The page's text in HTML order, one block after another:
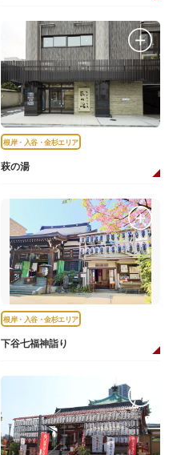
根岸・入谷・金杉エリア
萩の湯
根岸・入谷・金杉エリア
下谷七福神詣り